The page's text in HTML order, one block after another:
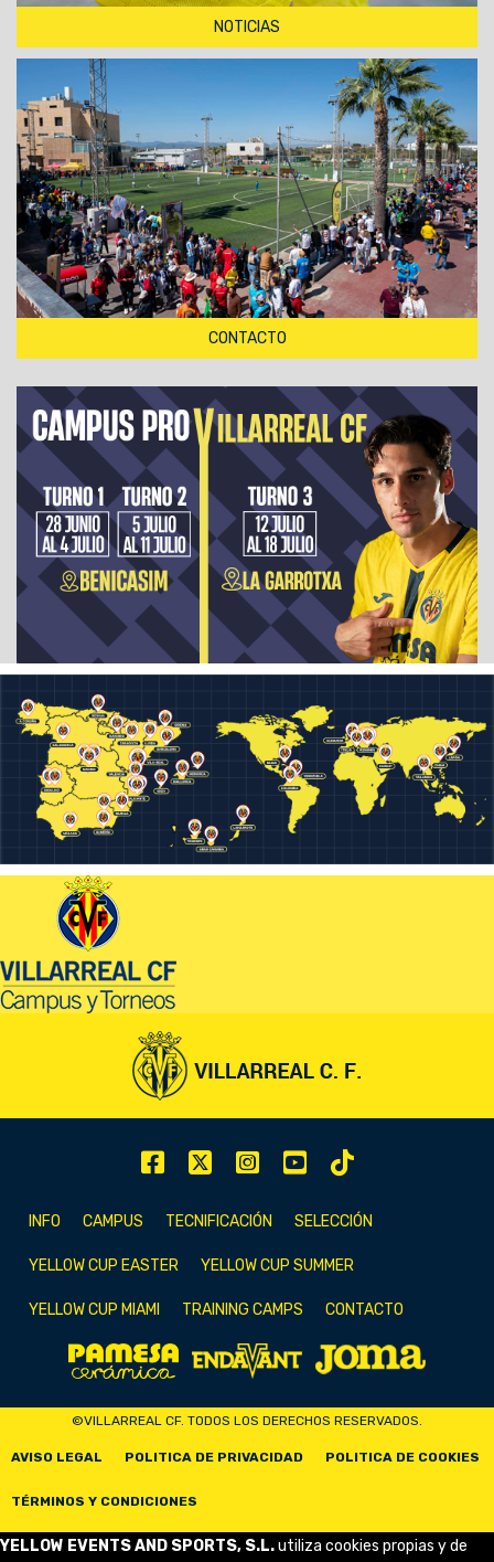
NOTICIAS
CONTACTO
INFO CAMPUS TECNIFICACIÓN SELECCIÓN
YELLOW CUP EASTER YELLOW CUP SUMMER
YELLOW CUP MIAMI TRAINING CAMPS CONTACTO
©VILLARREAL CF. TODOS LOS DERECHOS RESERVADOS.
AVISO LEGAL POLITICA DE PRIVACIDAD POLITICA DE COOKIES
TÉRMINOS Y CONDICIONES
YELLOW EVENTS AND SPORTS, S.L.utiliza cookies propias y de